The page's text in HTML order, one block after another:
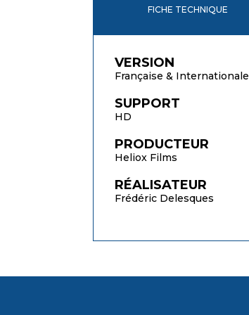
FICHE TECHNIQUE
VERSION
Française & Internationale
SUPPORT
HD
PRODUCTEUR
Heliox Films
RÉALISATEUR
Frédéric Delesques